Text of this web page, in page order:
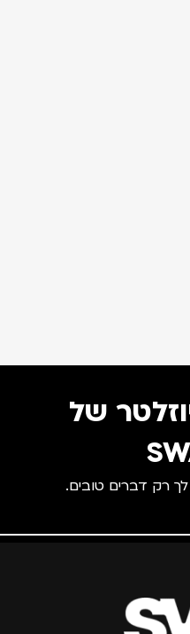
של
רק דברים טובים.